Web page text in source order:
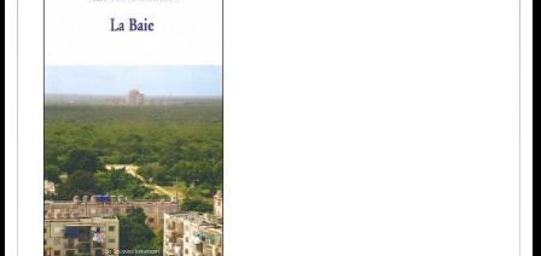
Nb. d'hommes :
Nb. Femmes
Nb. Enfants
à
Catégorie